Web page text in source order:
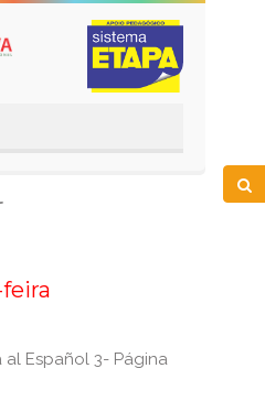
al Español 3- Página